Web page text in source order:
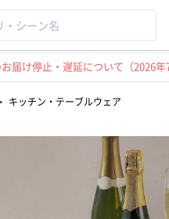
け停止・遅延について（2026年7
キッチン・テーブルウェア